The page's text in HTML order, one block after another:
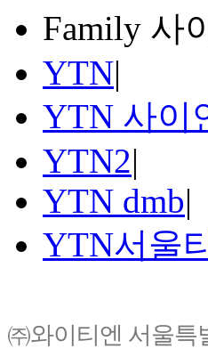
Family 사
YTN|
YTN 사이
YTN2|
YTN dmb|
YTN서울
㈜와이티엔 서울특